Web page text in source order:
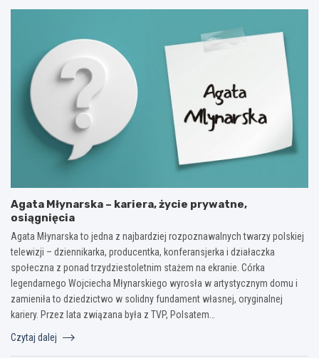
Agata Młynarska – kariera, życie prywatne,
osiągnięcia
Agata Młynarska to jedna z najbardziej rozpoznawalnych twarzy polskiej
telewizji – dziennikarka, producentka, konferansjerka i działaczka
społeczna z ponad trzydziestoletnim stażem na ekranie. Córka
legendarnego Wojciecha Młynarskiego wyrosła w artystycznym domu i
zamieniła to dziedzictwo w solidny fundament własnej, oryginalnej
kariery. Przez lata związana była z TVP, Polsatem…
Czytaj dalej